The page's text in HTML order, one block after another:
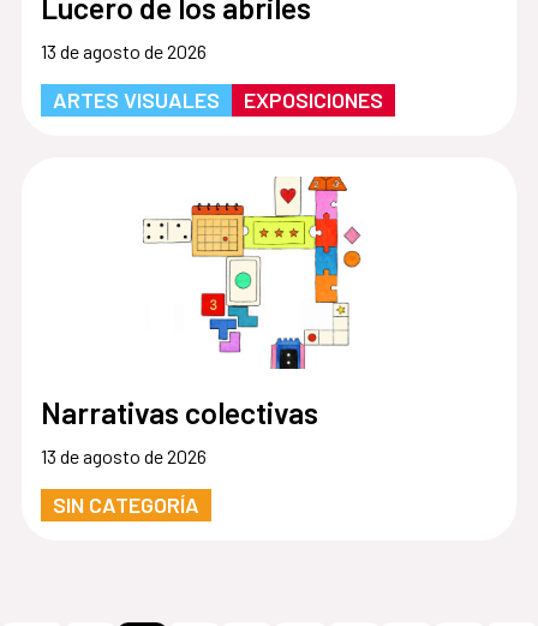
Lucero de los abriles
13 de agosto de 2026
ARTES VISUALES EXPOSICIONES
Narrativas colectivas
13 de agosto de 2026
SIN CATEGORÍA